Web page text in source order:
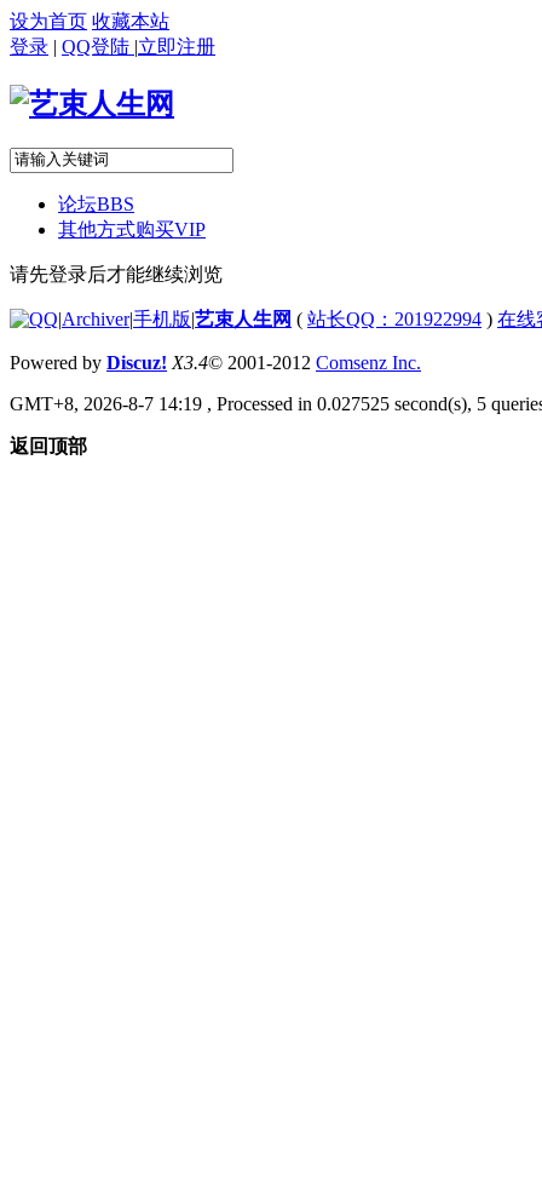
设为首页 收藏本站
登录 | QQ登陆 |立即注册
论坛BBS
其他方式购买VIP
请先登录后才能继续浏览
|Archiver|手机版|艺束人生网 ( 站长QQ：201922994 ) 在线
Powered by Discuz! X3.4© 2001-2012 Comsenz Inc.
GMT+8, 2026-8-7 14:19 , Processed in 0.027525 second(s), 5
返回顶部